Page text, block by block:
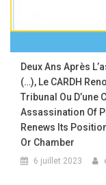
Deux Ans Après
(…), Le CARDH
Tribunal Ou D’une
Assassination Of
Renews Its
Or Chamber
6 juillet 2023